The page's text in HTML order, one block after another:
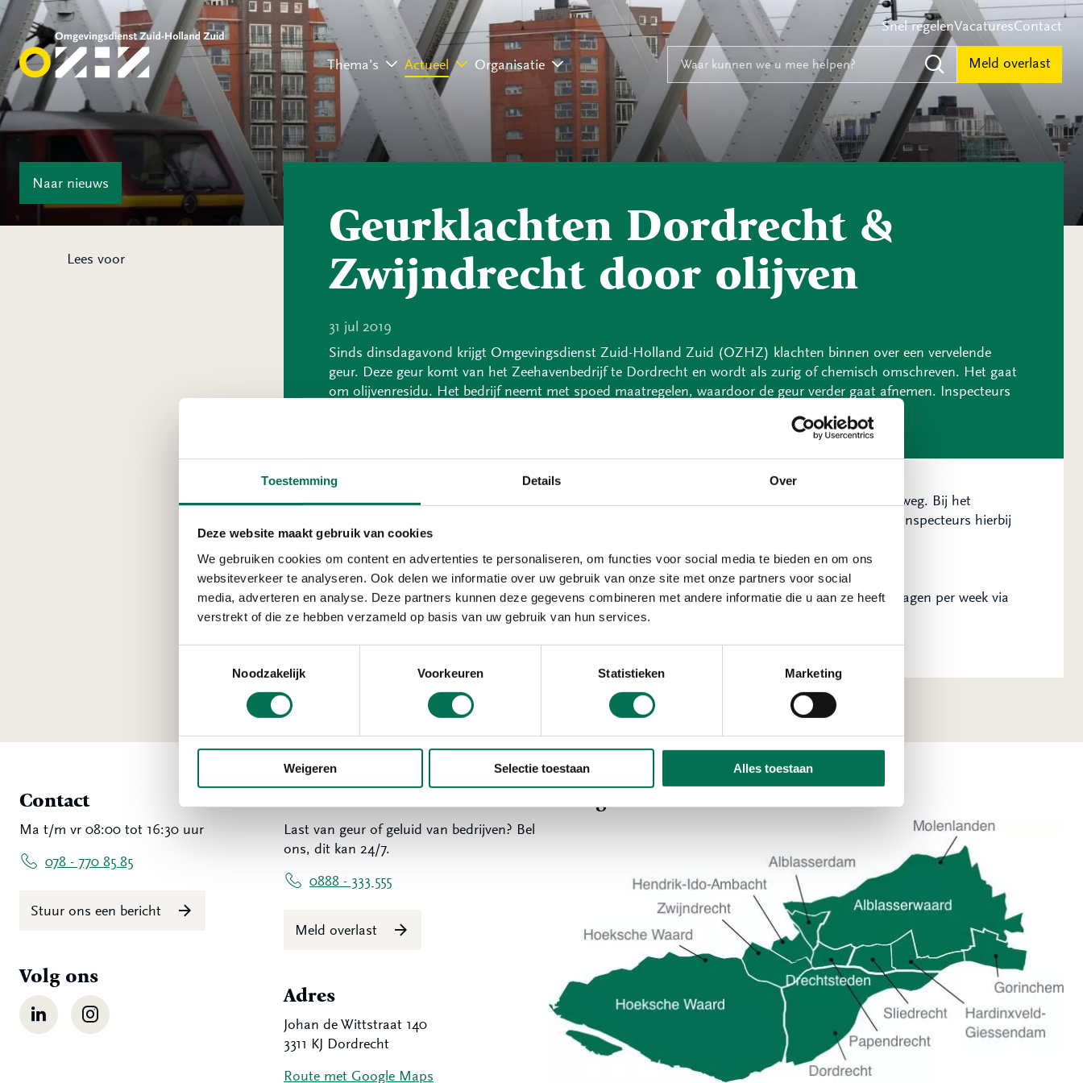
Toestemming Details Over
Deze website maakt gebruik van cookies
We gebruiken cookies om content en advertenties te personaliseren, om functies voor social media te bieden en om ons
websiteverkeer te analyseren. Ook delen we informatie over uw gebruik van onze site met onze partners voor social
media, adverteren en analyse. Deze partners kunnen deze gegevens combineren met andere informatie die u aan ze heeft
verstrekt of die ze hebben verzameld op basis van uw gebruik van hun services.
Noodzakelijk
Voorkeuren Statistieken Marketing
Weigeren Selectie toestaan Alles toestaan
Naar inhoud
Naar navigatie
Snel regelenVacaturesContact
Thema’s Actueel Organisatie
Waar kunnen we u mee helpen?
Zoeken
Meld overlast
Naar nieuws
Lees voor
Geurklachten Dordrecht &
Zwijndrecht door olijven
31 jul 2019
Sinds dinsdagavond krijgt Omgevingsdienst Zuid-Holland Zuid (OZHZ) klachten binnen over een vervelende
geur. Deze geur komt van het Zeehavenbedrijf te Dordrecht en wordt als zurig of chemisch omschreven. Het gaat
om olijvenresidu. Het bedrijf neemt met spoed maatregelen, waardoor de geur verder gaat afnemen. Inspecteurs
De olijfresten worden zo snel mogelijk afgevoerd, naar verwachting is het laatste vrijdagavond weg. Bij het
afvoeren is helaas niet te voorkomen dat de geur blijft vrijkomen. Vanzelfsprekend blijven onze inspecteurs hierbij
betrokken.
Heeft u een geurklacht?
Overlast van bedrijven door bijvoorbeeld geur kunt u bij ons melden. Dit kan dag en nacht, 7 dagen per week via
0888 333 555. Geen spoed? U kunt ook een bericht achterlaten via het
Contact
Ma t/m vr 08:00 tot 16:30 uur
078 - 770 85 85
Stuur ons een bericht
Volg ons
LinkedIn Instagram
Last van geur of geluid van bedrijven? Bel
ons, dit kan 24/7.
0888 - 333 555
Meld overlast
Adres
Johan de Wittstraat 140
3311 KJ Dordrecht
Route met Google Maps